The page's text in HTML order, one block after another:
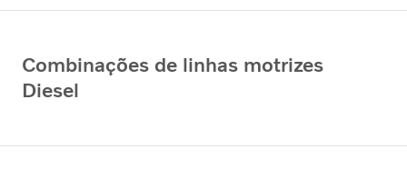
Combinações de linhas motrizes
Diesel